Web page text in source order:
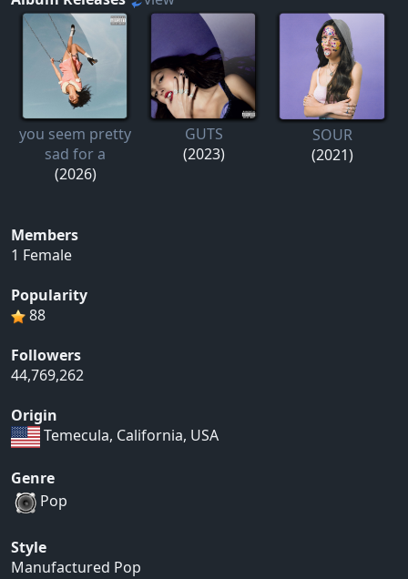
you seem pretty
sad for a
(2026)
GUTS
(2023)
SOUR
(2021)
Members
1 Female
Popularity
88
Followers
44,769,262
Origin
Temecula, California, USA
Genre
Pop
Style
Manufactured Pop